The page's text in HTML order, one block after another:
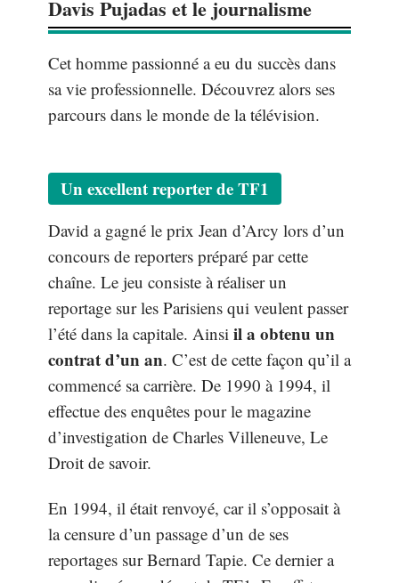
Davis Pujadas et le journalisme
Cet homme passionné a eu du succès dans
sa vie professionnelle. Découvrez alors ses
parcours dans le monde de la télévision.
Un excellent reporter de TF1
David a gagné le prix Jean d’Arcy lors d’un
concours de reporters préparé par cette
chaîne. Le jeu consiste à réaliser un
reportage sur les Parisiens qui veulent passer
l’été dans la capitale. Ainsi il a obtenu un
contrat d’un an. C’est de cette façon qu’il a
commencé sa carrière. De 1990 à 1994, il
effectue des enquêtes pour le magazine
d’investigation de Charles Villeneuve, Le
Droit de savoir.
En 1994, il était renvoyé, car il s’opposait à
la censure d’un passage d’un de ses
reportages sur Bernard Tapie. Ce dernier a